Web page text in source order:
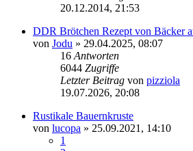
20.12.2014, 21:53
DDR Brötchen Rezept von Bäcker
von Jodu » 29.04.2025, 08:07
16 Antworten
6044 Zugriffe
Letzter Beitrag von pizziola
19.07.2026, 20:08
Rustikale Bauernkruste
von lucopa » 25.09.2021, 14:10
1